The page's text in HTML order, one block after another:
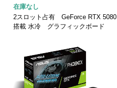
在庫なし
2スロット占有 GeForce RTX 5080
搭載 水冷 グラフィックボード